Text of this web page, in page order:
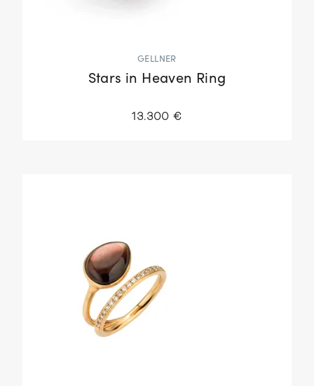
GELLNER
Stars in Heaven Ring
13.300 €